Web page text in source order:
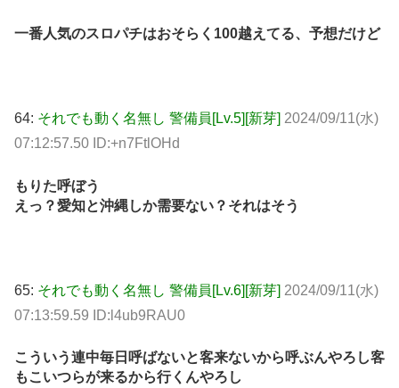
一番人気のスロパチはおそらく100越えてる、予想だけど
64: それでも動く名無し 警備員[Lv.5][新芽] 2024/09/11(水)
07:12:57.50 ID:+n7FtlOHd
もりた呼ぼう
えっ？愛知と沖縄しか需要ない？それはそう
65: それでも動く名無し 警備員[Lv.6][新芽] 2024/09/11(水)
07:13:59.59 ID:l4ub9RAU0
こういう連中毎日呼ばないと客来ないから呼ぶんやろし客
もこいつらが来るから行くんやろし